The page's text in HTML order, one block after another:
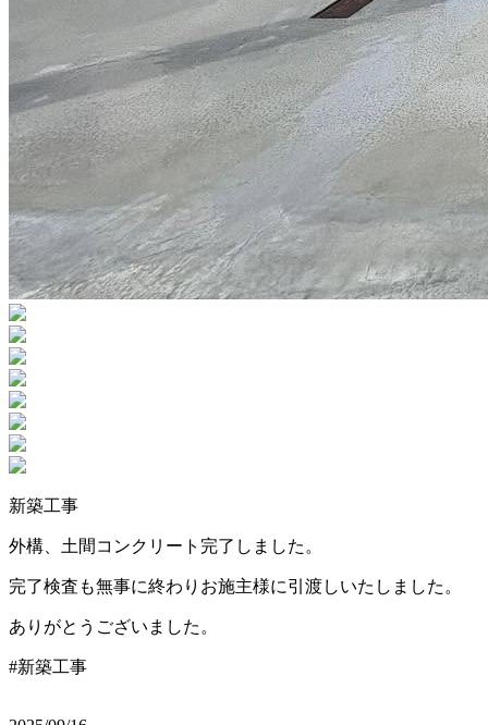
新築工事
外構、土間コンクリート完了しました。
完了検査も無事に終わりお施主様に引渡しいたしました。
ありがとうございました。
#新築工事